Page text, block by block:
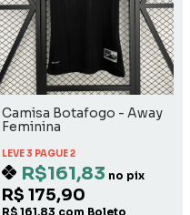
Camisa Botafogo - Away
Feminina
LEVE 3 PAGUE 2
R$161,83 no pix
R$ 175,90
R$ 161,83 com Boleto